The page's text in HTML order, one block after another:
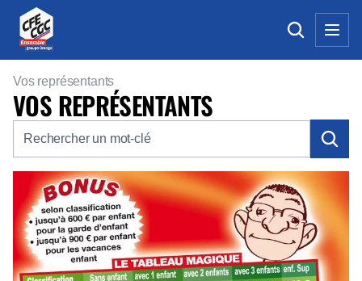
Vos représentants
VOS REPRÉSENTANTS
Rechercher un mot-clé